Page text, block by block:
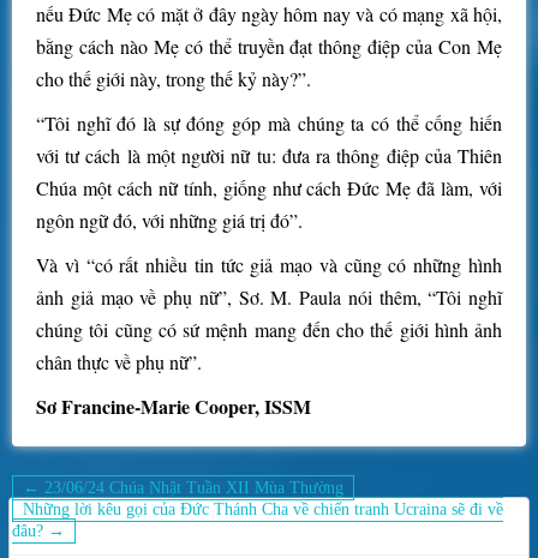
nếu Đức Mẹ có mặt ở đây ngày hôm nay và có mạng xã hội,
bằng cách nào Mẹ có thể truyền đạt thông điệp của Con Mẹ
cho thế giới này, trong thế kỷ này?”.
“Tôi nghĩ đó là sự đóng góp mà chúng ta có thể cống hiến
với tư cách là một người nữ tu: đưa ra thông điệp của Thiên
Chúa một cách nữ tính, giống như cách Đức Mẹ đã làm, với
ngôn ngữ đó, với những giá trị đó”.
Và vì “có rất nhiều tin tức giả mạo và cũng có những hình
ảnh giả mạo về phụ nữ”, Sơ. M. Paula nói thêm, “Tôi nghĩ
chúng tôi cũng có sứ mệnh mang đến cho thế giới hình ảnh
chân thực về phụ nữ”.
Sơ Francine-Marie Cooper, ISSM
Điều
hướng
bài
← 23/06/24 Chúa Nhật Tuần XII Mùa Thường
Những lời kêu gọi của Đức Thánh Cha về chiến tranh Ucraina sẽ đi về
đâu? →